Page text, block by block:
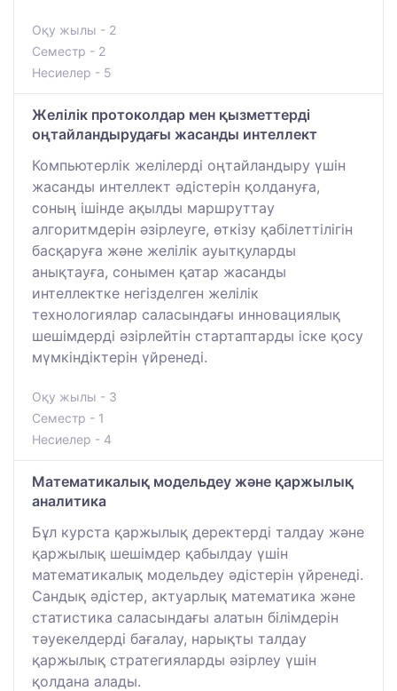
Оқу жылы - 2
Семестр - 2
Несиелер - 5
Желілік протоколдар мен қызметтерді
оңтайландырудағы жасанды интеллект
Компьютерлік желілерді оңтайландыру үшін
жасанды интеллект әдістерін қолдануға,
соның ішінде ақылды маршруттау
алгоритмдерін әзірлеуге, өткізу қабілеттілігін
басқаруға және желілік ауытқуларды
анықтауға, сонымен қатар жасанды
интеллектке негізделген желілік
технологиялар саласындағы инновациялық
шешімдерді әзірлейтін стартаптарды іске қосу
мүмкіндіктерін үйренеді.
Оқу жылы - 3
Семестр - 1
Несиелер - 4
Математикалық модельдеу және қаржылық
аналитика
Бұл курста қаржылық деректерді талдау және
қаржылық шешімдер қабылдау үшін
математикалық модельдеу әдістерін үйренеді.
Сандық әдістер, актуарлық математика және
статистика саласындағы алатын білімдерін
тәуекелдерді бағалау, нарықты талдау
қаржылық стратегияларды әзірлеу үшін
қолдана алады.